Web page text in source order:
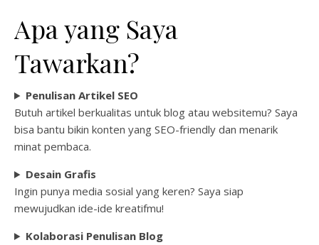
Apa yang Saya
Tawarkan?
Penulisan Artikel SEO
Butuh artikel berkualitas untuk blog atau websitemu? Saya
bisa bantu bikin konten yang SEO-friendly dan menarik
minat pembaca.
Desain Grafis
Ingin punya media sosial yang keren? Saya siap
mewujudkan ide-ide kreatifmu!
Kolaborasi Penulisan Blog